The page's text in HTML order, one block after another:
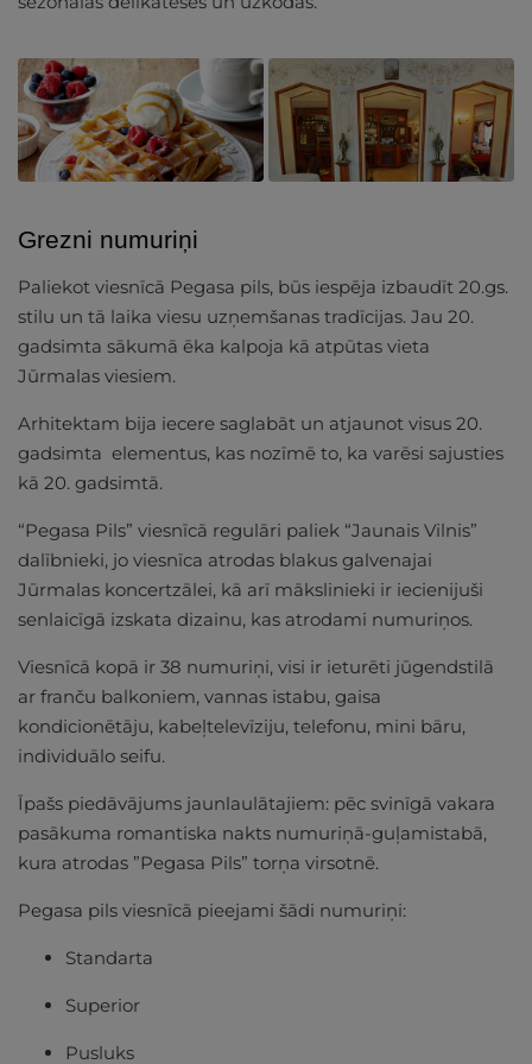
Grezni numuriņi
Paliekot viesnīcā Pegasa pils, būs iespēja izbaudīt 20.gs.
stilu un tā laika viesu uzņemšanas tradīcijas. Jau 20.
gadsimta sākumā ēka kalpoja kā atpūtas vieta
Jūrmalas viesiem.
Arhitektam bija iecere saglabāt un atjaunot visus 20.
gadsimta elementus, kas nozīmē to, ka varēsi sajusties
kā 20. gadsimtā.
“Pegasa Pils” viesnīcā regulāri paliek “Jaunais Vilnis”
dalībnieki, jo viesnīca atrodas blakus galvenajai
Jūrmalas koncertzālei, kā arī mākslinieki ir iecienijuši
senlaicīgā izskata dizainu, kas atrodami numuriņos.
Viesnīcā kopā ir 38 numuriņi, visi ir ieturēti jūgendstilā
ar franču balkoniem, vannas istabu, gaisa
kondicionētāju, kabeļtelevīziju, telefonu, mini bāru,
individuālo seifu.
Īpašs piedāvājums jaunlaulātajiem: pēc svinīgā vakara
pasākuma romantiska nakts numuriņā-guļamistabā,
kura atrodas ”Pegasa Pils” torņa virsotnē.
Pegasa pils viesnīcā pieejami šādi numuriņi:
Standarta
Superior
Pusluks